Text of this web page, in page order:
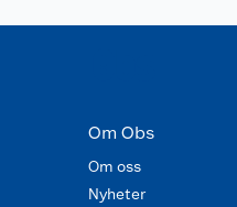
Om Obs
Om oss
Nyheter